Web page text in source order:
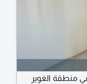
منطقة الغوير